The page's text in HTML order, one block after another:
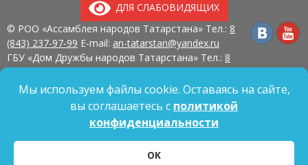
ДЛЯ СЛАБОВИДЯЩИХ
© РОО «Ассамблея народов Татарстана» Тел.: 8
(843) 237-97-99 E-mail: an-tatarstan@yandex.ru
ГБУ «Дом Дружбы народов Татарстана» Тел.: 8
420107, г. Казань, ул. Павлюхина, д. 57
Политика обработки персональных данных
Мы используем файлы cookie. Оставаясь на сайте,
вы соглашаетесь с политикой
конфиденциальности
OK